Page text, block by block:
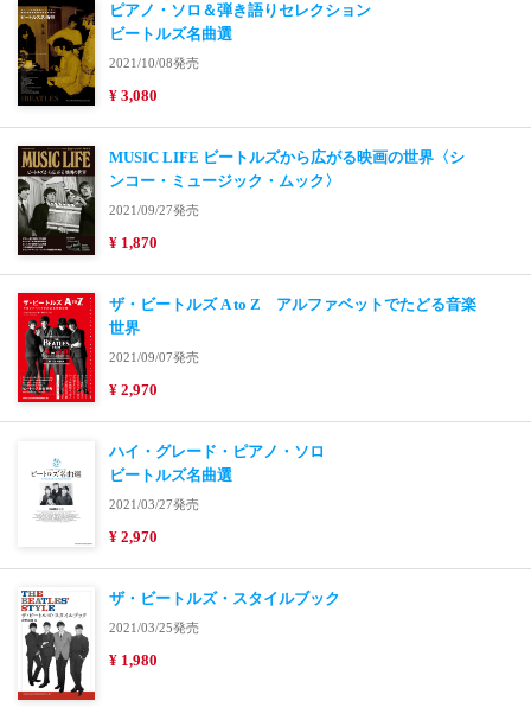
ピアノ・ソロ＆弾き語りセレクション
ビートルズ名曲選
2021/10/08発売
¥ 3,080
MUSIC LIFE ビートルズから広がる映画の世界〈シ
ンコー・ミュージック・ムック〉
2021/09/27発売
¥ 1,870
ザ・ビートルズ A to Z アルファベットでたどる音楽
世界
2021/09/07発売
¥ 2,970
ハイ・グレード・ピアノ・ソロ
ビートルズ名曲選
2021/03/27発売
¥ 2,970
ザ・ビートルズ・スタイルブック
2021/03/25発売
¥ 1,980